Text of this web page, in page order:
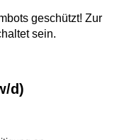
geschützt! Zur
sein.
d)